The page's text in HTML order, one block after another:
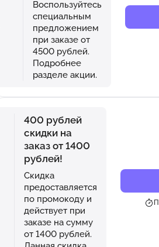
Воспользуйтесь
специальным
предложением
при заказе от
4500 рублей.
Подробнее
разделе акции.
400 рублей
скидки на
заказ от 1400
рублей!
Скидка
предоставляется
по промокоду и
действует при
заказе на сумму
от 1400 рублей.